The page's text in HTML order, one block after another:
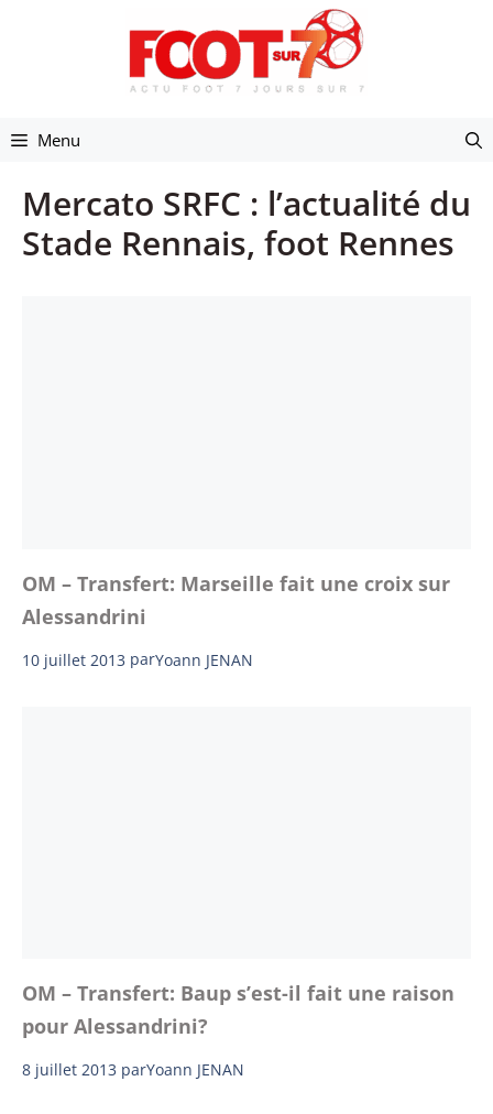
Menu
Mercato SRFC : l’actualité du
Stade Rennais, foot Rennes
OM – Transfert: Marseille fait une croix sur
Alessandrini
10 juillet 2013 parYoann JENAN
OM – Transfert: Baup s’est-il fait une raison
pour Alessandrini?
8 juillet 2013 parYoann JENAN